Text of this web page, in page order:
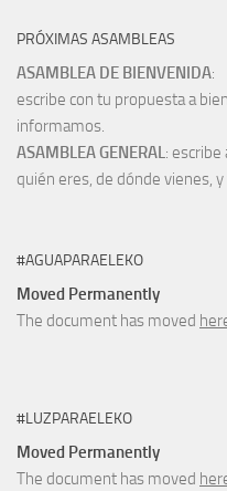
PRÓXIMAS ASAMBLEAS
ASAMBLEA DE BIENVENIDA:
escribe con tu propuesta a
informamos.
ASAMBLEA GENERAL:
quién eres, de dónde vienes,
#AGUAPARAELEKO
Moved Permanently
The document has moved
#LUZPARAELEKO
Moved Permanently
The document has moved